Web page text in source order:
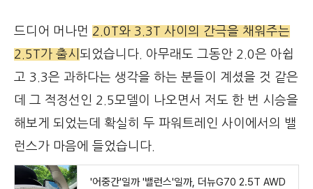
드디어 머나먼 2.0T와 3.3T 사이의 간극을 채워주는
2.5T가 출시 되었습니다. 아무래도 그동안 2.0은 아쉽
고 3.3은 과하다는 생각을 하는 분들이 계셨을 것 같은
데 그 적정선인 2.5모델이 나오면서 저도 한 번 시승을
해보게 되었는데 확실히 두 파워트레인 사이에서의 밸
런스가 마음에 들었습니다.
'어중간'일까 '밸런스'일까, 더뉴G70 2.5T AWD